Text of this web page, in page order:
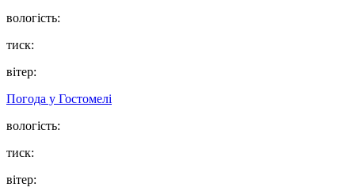
вологість:
тиск:
вітер:
Погода у Гостомелі
вологість:
тиск:
вітер: